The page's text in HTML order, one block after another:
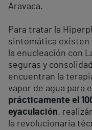
Aravaca.
Para tratar la
sintomática existen
la enucleación con
seguras y
encuentran la
vapor de agua para
prácticamente el
eyaculación,
la revolucionaria